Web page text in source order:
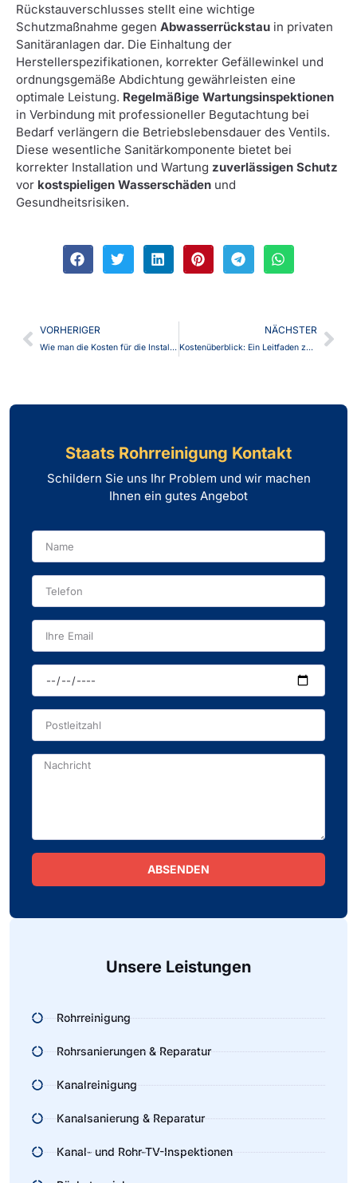
Rückstauverschlusses stellt eine wichtige
Schutzmaßnahme gegen Abwasserrückstau in privaten
Sanitäranlagen dar. Die Einhaltung der
Herstellerspezifikationen, korrekter Gefällewinkel und
ordnungsgemäße Abdichtung gewährleisten eine
optimale Leistung. Regelmäßige Wartungsinspektionen
in Verbindung mit professioneller Begutachtung bei
Bedarf verlängern die Betriebslebensdauer des Ventils.
Diese wesentliche Sanitärkomponente bietet bei
korrekter Installation und Wartung zuverlässigen Schutz
vor kostspieligen Wasserschäden und
Gesundheitsrisiken.
VORHERIGER
Wie man die Kosten für die Installation von Abflussrohren schätzt
NÄCHSTER
Kostenüberblick: Ein Leitfaden zur Rohrreinigung
Staats Rohrreinigung Kontakt
Schildern Sie uns Ihr Problem und wir machen
Ihnen ein gutes Angebot
ABSENDEN
Unsere Leistungen
Rohrreinigung
Rohrsanierungen & Reparatur
Kanalreinigung
Kanalsanierung & Reparatur
Kanal- und Rohr-TV-Inspektionen